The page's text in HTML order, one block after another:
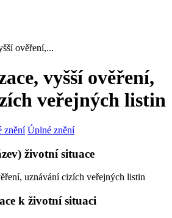
ověření,...
vyšší ověření,
veřejných listin
znění Úplné znění
životní situace
uznávání cizích veřejných listin
k životní situaci